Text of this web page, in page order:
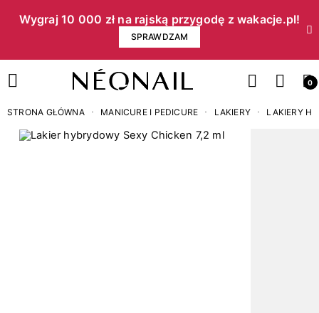
Wygraj 10 000 zł na rajską przygodę z wakacje.pl!​
SPRAWDZAM
0
STRONA GŁÓWNA MANICURE I PEDICURE LAKIERY LAKIERY